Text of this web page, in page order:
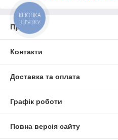
Про нас
Контакти
Доставка та оплата
Графік роботи
Повна версія сайту
КНОПКА
ЗВ'ЯЗКУ